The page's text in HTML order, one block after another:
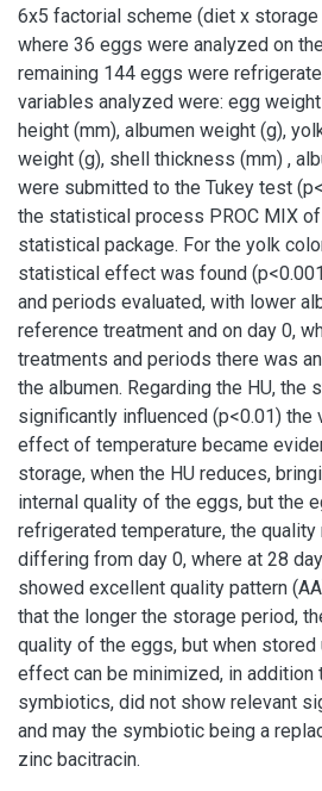
6x5 factorial scheme (diet x storage
where 36 eggs were analyzed on
remaining 144 eggs were
variables analyzed were: egg
height (mm), albumen weight (g),
weight (g), shell thickness (mm) ,
were submitted to the Tukey test
the statistical process PROC MIX
statistical package. For the yolk
statistical effect was found
and periods evaluated, with lower
reference treatment and on day 0,
treatments and periods there was
the albumen. Regarding the HU, the
significantly influenced (p<0.01) the
effect of temperature became
storage, when the HU reduces,
internal quality of the eggs, but the
refrigerated temperature, the quality
differing from day 0, where at 28
showed excellent quality pattern
that the longer the storage period,
quality of the eggs, but when
effect can be minimized, in addition
symbiotics, did not show relevant
and may the symbiotic being a
zinc bacitracin.